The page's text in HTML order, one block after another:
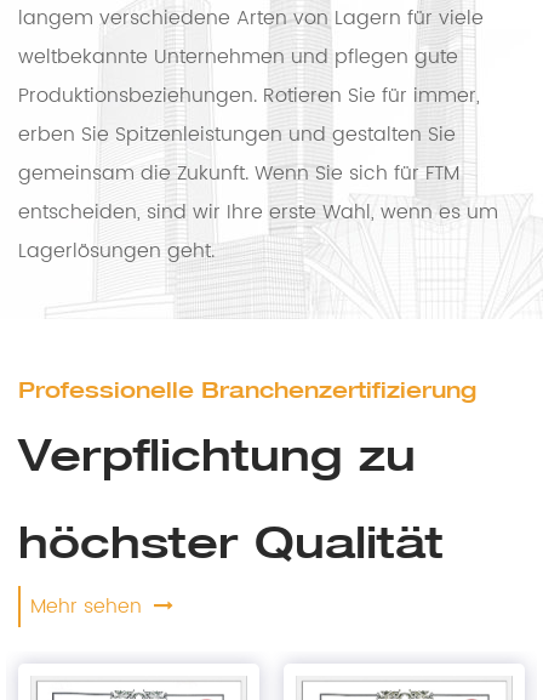
langem verschiedene Arten von Lagern für viele
weltbekannte Unternehmen und pflegen gute
Produktionsbeziehungen. Rotieren Sie für immer,
erben Sie Spitzenleistungen und gestalten Sie
gemeinsam die Zukunft. Wenn Sie sich für FTM
entscheiden, sind wir Ihre erste Wahl, wenn es um
Lagerlösungen geht.
Professionelle Branchenzertifizierung
Verpflichtung zu
höchster Qualität
Mehr sehen